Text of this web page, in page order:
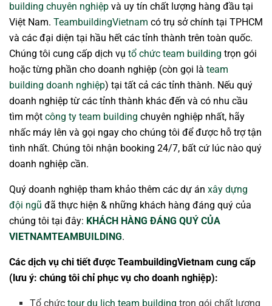
building chuyên nghiệp và uy tín chất lượng hàng đầu tại
Việt Nam. TeambuildingVietnam có trụ sở chính tại TPHCM
và các đại diện tại hầu hết các tỉnh thành trên toàn quốc.
Chúng tôi cung cấp dịch vụ tổ chức team building trọn gói
hoặc từng phần cho doanh nghiệp (còn gọi là team
building doanh nghiệp) tại tất cả các tỉnh thành. Nếu quý
doanh nghiệp từ các tỉnh thành khác đến và có nhu cầu
tìm một công ty team building chuyên nghiệp nhất, hãy
nhấc máy lên và gọi ngay cho chúng tôi để được hỗ trợ tận
tình nhất. Chúng tôi nhận booking 24/7, bất cứ lúc nào quý
doanh nghiệp cần.
Quý doanh nghiệp tham khảo thêm các dự án xây dựng
đội ngũ đã thực hiện & những khách hàng đáng quý của
chúng tôi tại đây: KHÁCH HÀNG ĐÁNG QUÝ CỦA
VIETNAMTEAMBUILDING.
Các dịch vụ chi tiết được TeambuildingVietnam cung cấp
(lưu ý: chúng tôi chỉ phục vụ cho doanh nghiệp):
Tổ chứctour du lịch team building trọn gói chất lượng